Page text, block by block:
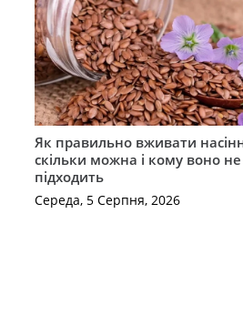
Як правильно вживати
скільки можна і кому воно не
підходить
Середа, 5 Серпня, 2026